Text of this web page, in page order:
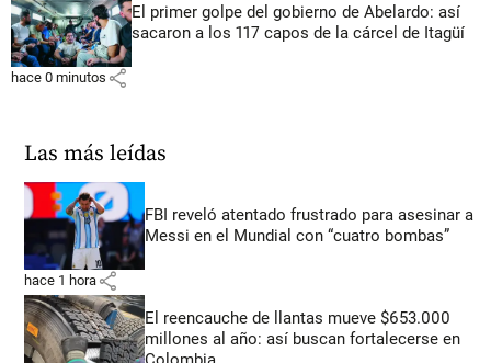
El primer golpe del gobierno de Abelardo: así
sacaron a los 117 capos de la cárcel de Itagüí
hace 0 minutos share
Las más leídas
FBI reveló atentado frustrado para asesinar a
Messi en el Mundial con “cuatro bombas”
hace 1 hora share
El reencauche de llantas mueve $653.000
millones al año: así buscan fortalecerse en